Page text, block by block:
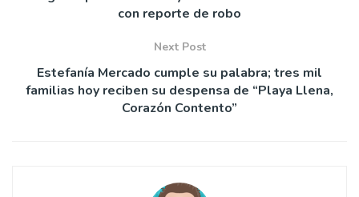
con reporte de robo
Next Post
Estefanía Mercado cumple su palabra; tres mil
familias hoy reciben su despensa de “Playa Llena,
Corazón Contento”